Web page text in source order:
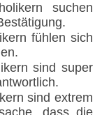
suchen
fühlen sich
sind super
sind extrem